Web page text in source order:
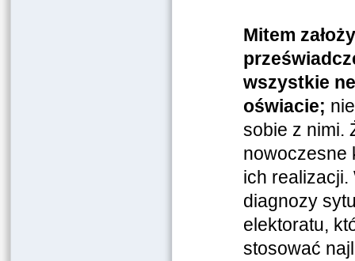
Mitem
wszystkie
oświacie;
sobie z nimi.
nowoczesne
ich
diagnozy
elektoratu,
stosować